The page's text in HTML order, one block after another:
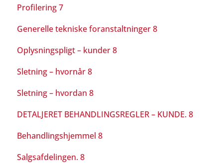
Profilering 7
Generelle tekniske foranstaltninger 8
Oplysningspligt – kunder 8
Sletning – hvornår 8
Sletning – hvordan 8
DETALJERET BEHANDLINGSREGLER – KUNDE. 8
Behandlingshjemmel 8
Salgsafdelingen. 8